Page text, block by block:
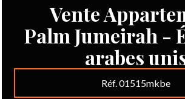
Vente
Palm Jumeirah -
arabes
Réf. 01515mkbe